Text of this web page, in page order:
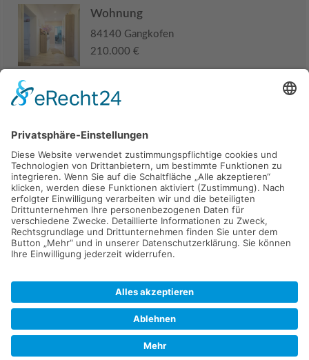
Wohnung
84140 Gangkofen
210.000 €
Haus
285.000 €
Kaufen Verkaufen Mieten Vermieten
Kontakt Impressum